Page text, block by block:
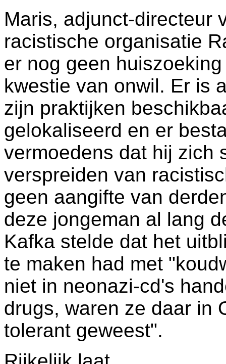
Maris, adjunct-directeur
racistische organisatie
er nog geen
kwestie van onwil. Er is
zijn praktijken
gelokaliseerd en er
vermoedens dat hij zich
verspreiden van
geen aangifte van
deze jongeman al lang
Kafka stelde dat het
te maken had met
niet in neonazi-cd's
drugs, waren ze daar in
tolerant geweest".